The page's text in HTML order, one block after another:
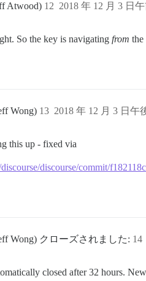
Atwood) 2018 年 12 月 3 日
12
So the key is navigating from the
Wong) 2018 年 12 月 3 日午
13
this up - fixed via
discourse/commit/
Wong) クローズされました: 14
closed after 32 hours.